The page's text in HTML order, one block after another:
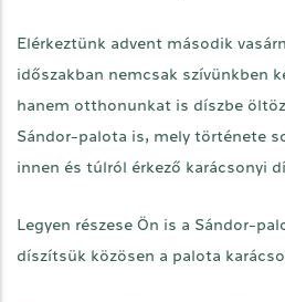
Elérkeztünk advent második
időszakban nemcsak szívünkben
hanem otthonunkat is díszbe
Sándor-palota is, mely története
innen és túlról érkező karácsonyi
Legyen részese Ön is a Sándor-
díszítsük közösen a palota